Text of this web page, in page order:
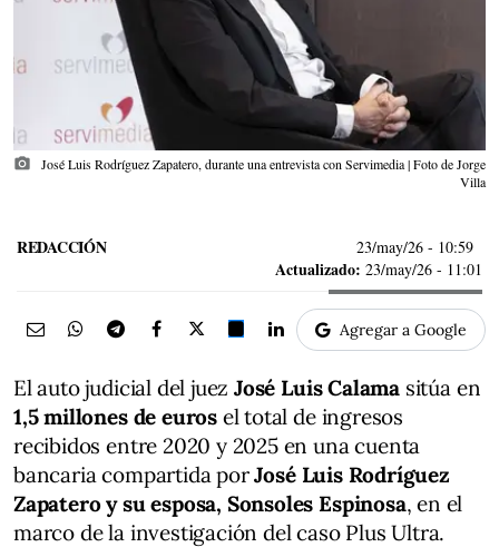
photo_camera
José Luis Rodríguez Zapatero, durante una entrevista con Servimedia | Foto de Jorge
Villa
REDACCIÓN 23/may/26 - 10:59
Actualizado: 23/may/26 - 11:01
Agregar a Google
El auto judicial del juezJosé Luis Calama sitúa en
1,5 millones de euros el total de ingresos
recibidos entre 2020 y 2025 en una cuenta
bancaria compartida porJosé Luis Rodríguez
Zapatero y su esposa, Sonsoles Espinosa, en el
marco de la investigación del caso Plus Ultra.